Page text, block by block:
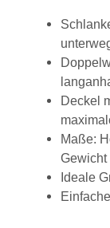
Deckel
Maße:
Gewicht
Ideale